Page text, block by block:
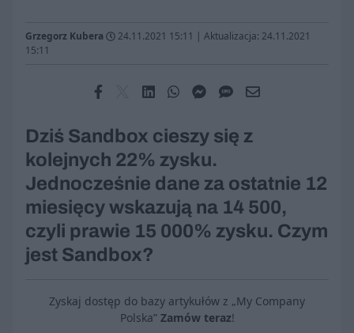
Grzegorz Kubera 24.11.2021 15:11 | Aktualizacja: 24.11.2021
15:11
Dziś Sandbox cieszy się z
kolejnych 22% zysku.
Jednocześnie dane za ostatnie 12
miesięcy wskazują na 14 500,
czyli prawie 15 000% zysku. Czym
jest Sandbox?
Zyskaj dostęp do bazy artykułów z „My Company
Polska” Zamów teraz!